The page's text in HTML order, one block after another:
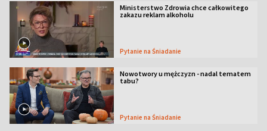
Ministerstwo Zdrowia chce całkowitego
zakazu reklam alkoholu
Pytanie na Śniadanie
Nowotwory u mężczyzn - nadal tematem
tabu?
Pytanie na Śniadanie